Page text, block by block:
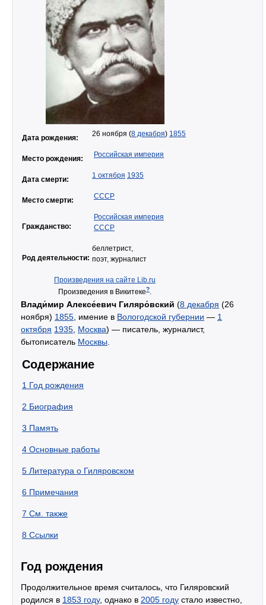
Дата рождения: 26 ноября (8 декабря) 1855
Место рождения: Российская империя
Дата смерти: 1 октября 1935
Место смерти: СССР
Гражданство:
Российская империя
СССР
Род деятельности:
беллетрист,
поэт, журналист
Произведения на сайте Lib.ru
Произведения в Викитеке?.
Влади́мир Алексе́евич Гиляро́вский (8 декабря (26
ноября) 1855 , имение в Вологодской губернии — 1
октября 1935 Москва) — писатель, журналист,
бытописатель Москвы
Содержание
1 Год рождения
2 Биография
3 Память
4 Основные работы
5 Литература о Гиляровском
6 Примечания
7 См. также
8 Ссылки
Год рождения
Продолжительное время считалось, что Гиляровский
родился в 1853 году, однако в 2005 году стало известно,